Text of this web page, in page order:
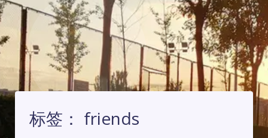
标签： friends